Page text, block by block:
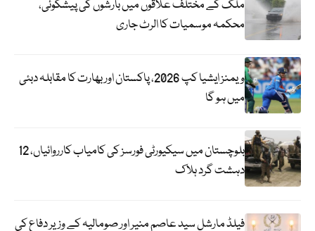
ملک کے مختلف علاقوں میں بارشوں کی پیشگوئی،
محکمہ موسمیات کا الرٹ جاری
ویمنز ایشیا کپ 2026، پاکستان اور بھارت کا مقابلہ دبئی
میں ہو گا
بلوچستان میں سیکیورٹی فورسز کی کامیاب کارروائیاں، 12
دہشت گرد ہلاک
فیلڈ مارشل سید عاصم منیر اور صومالیہ کے وزیر دفاع کی